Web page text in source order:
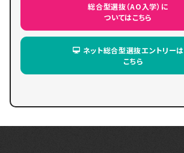
総合型選抜（AO入学）に
ついてはこちら
ネット総合型選抜エントリーは
こちら